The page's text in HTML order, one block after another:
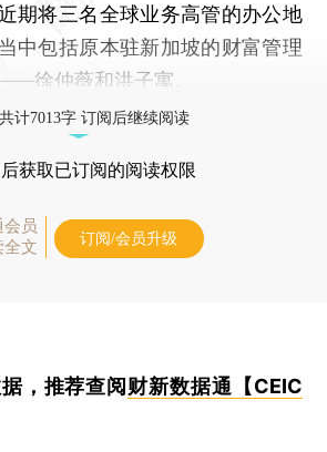
期将三名全球业务高管的办公地
中包括原本驻新加坡的财富管理
徐仲薇和洪子寓。
计7013字 订阅后继续阅读
后获取已订阅的阅读权限
会员
全文
订阅/会员升级
，推荐查阅 财新数据通【CEIC